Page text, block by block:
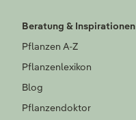
Beratung & Inspirationen
Pflanzen A-Z
Pflanzenlexikon
Blog
Pflanzendoktor